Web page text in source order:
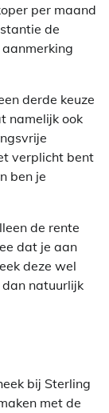
per maand
de
derde keuze
namelijk ook
verplicht bent
ben je
de rente
dat je aan
deze wel
natuurlijk
bij Sterling
met de